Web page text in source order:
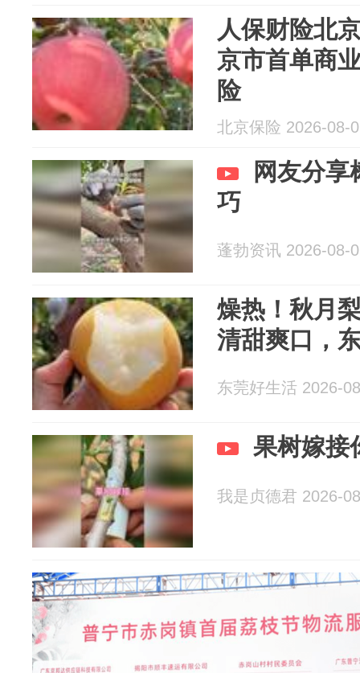
人保财险北
京市首单商
险
北京保险 2026-08-
网友分享
巧
蓬勃资讯 2026-08-
燥热！秋月
清甜爽口，
东莞好生活 2026-
果树嫁接
我是贞德君 2026-